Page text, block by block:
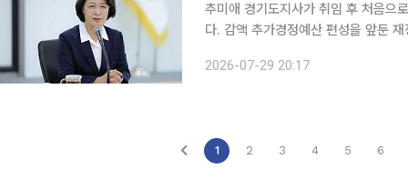
추미애 경기도지사가 취임 후 처음으
다. 감액 추가경정예산 편성을 앞둔
서 열린 '도-도의회 의장단·대표의원·
2026-07-29 20:17
1 2 3 4 5 6